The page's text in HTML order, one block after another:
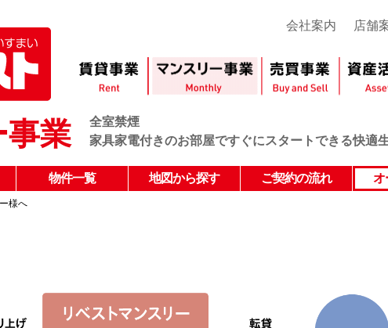
会社案内 店舗
事業
全室禁煙
家具家電付きのお部屋ですぐにスタートできる快適生
物件一覧 地図から探す ご契約の流れ オ
様へ